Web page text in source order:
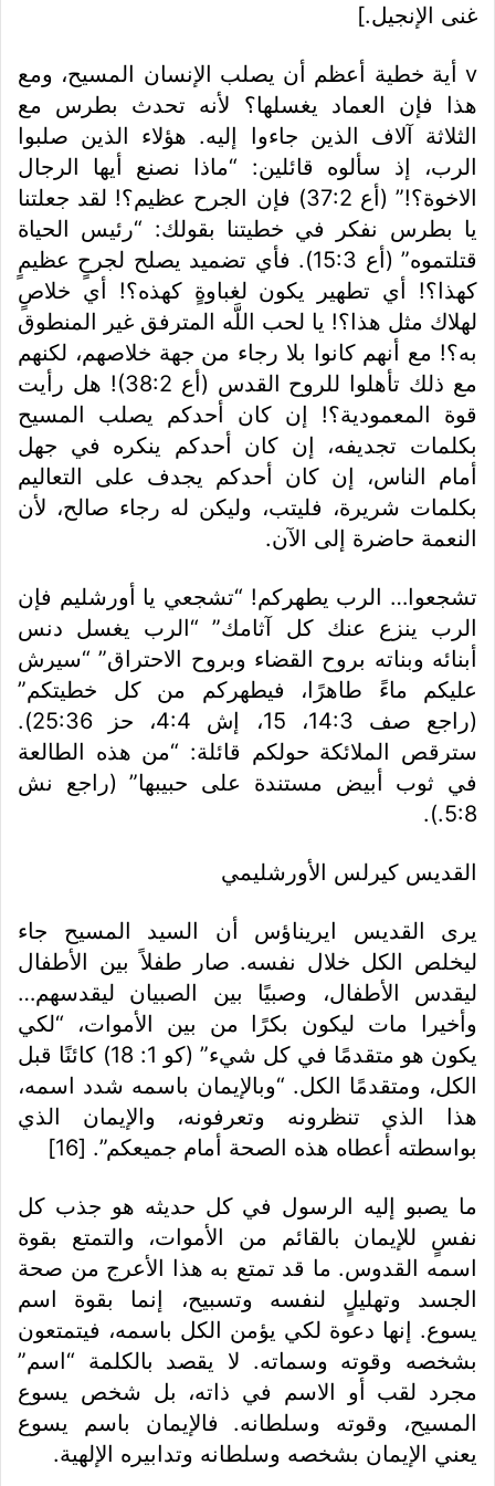
غنى الإنجيل.]
v أية خطية أعظم أن يصلب الإنسان المسيح، ومع
هذا فإن العماد يغسلها؟ لأنه تحدث بطرس مع
الثلاثة آلاف الذين جاءوا إليه. هؤلاء الذين صلبوا
الرب، إذ سألوه قائلين: “ماذا نصنع أيها الرجال
الاخوة؟!” (أع 37:2) فإن الجرح عظيم؟! لقد جعلتنا
يا بطرس نفكر في خطيتنا بقولك: “رئيس الحياة
قتلتموه” (أع 15:3). فأي تضميد يصلح لجرحٍ عظيمٍ
كهذا؟! أي تطهير يكون لغباوةٍ كهذه؟! أي خلاصٍ
لهلاك مثل هذا؟! يا لحب اللَّه المترفق غير المنطوق
به؟! مع أنهم كانوا بلا رجاء من جهة خلاصهم، لكنهم
مع ذلك تأهلوا للروح القدس (أع 38:2)! هل رأيت
قوة المعمودية؟! إن كان أحدكم يصلب المسيح
بكلمات تجديفه، إن كان أحدكم ينكره في جهل
أمام الناس، إن كان أحدكم يجدف على التعاليم
بكلمات شريرة، فليتب، وليكن له رجاء صالح، لأن
النعمة حاضرة إلى الآن.
تشجعوا… الرب يطهركم! “تشجعي يا أورشليم فإن
الرب ينزع عنك كل آثامك” “الرب يغسل دنس
أبنائه وبناته بروح القضاء وبروح الاحتراق” “سيرش
عليكم ماءً طاهرًا، فيطهركم من كل خطيتكم”
(راجع صف 14:3، 15، إش 4:4، حز 25:36).
سترقص الملائكة حولكم قائلة: “من هذه الطالعة
في ثوب أبيض مستندة على حبيبها” (راجع نش
5:8.).
القديس كيرلس الأورشليمي
يرى القديس ايريناؤس أن السيد المسيح جاء
ليخلص الكل خلال نفسه. صار طفلاً بين الأطفال
ليقدس الأطفال، وصبيًا بين الصبيان ليقدسهم…
وأخيرا مات ليكون بكرًا من بين الأموات، “لكي
يكون هو متقدمًا في كل شيء” (كو 1: 18) كائنًا قبل
الكل، ومتقدمًا الكل. “وبالإيمان باسمه شدد اسمه،
هذا الذي تنظرونه وتعرفونه، والإيمان الذي
بواسطته أعطاه هذه الصحة أمام جميعكم”. [16]
ما يصبو إليه الرسول في كل حديثه هو جذب كل
نفسٍ للإيمان بالقائم من الأموات، والتمتع بقوة
اسمه القدوس. ما قد تمتع به هذا الأعرج من صحة
الجسد وتهليلٍ لنفسه وتسبيح، إنما بقوة اسم
يسوع. إنها دعوة لكي يؤمن الكل باسمه، فيتمتعون
بشخصه وقوته وسماته. لا يقصد بالكلمة “اسم”
مجرد لقب أو الاسم في ذاته، بل شخص يسوع
المسيح، وقوته وسلطانه. فالإيمان باسم يسوع
يعني الإيمان بشخصه وسلطانه وتدابيره الإلهية.